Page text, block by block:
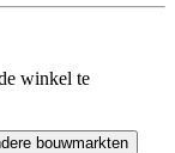
winkel te
bouwmarkten